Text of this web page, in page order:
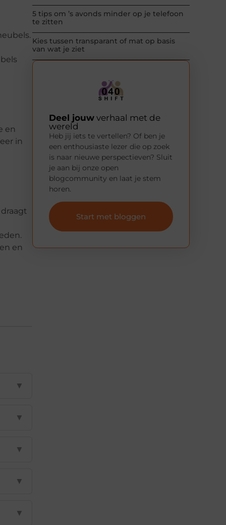
en
in
en
▼
▼
▼
▼
▼
5 tips om ’s avonds minder op je telefoon
te zitten
Kies tussen transparant of mat op basis
van wat je ziet
Deel jouw verhaal met de
wereld
Heb jij iets te vertellen? Of ben je
een enthousiaste lezer die op zoek
is naar nieuwe perspectieven? Sluit
je aan bij onze open
blogcommunity en laat je stem
horen.
Start met bloggen